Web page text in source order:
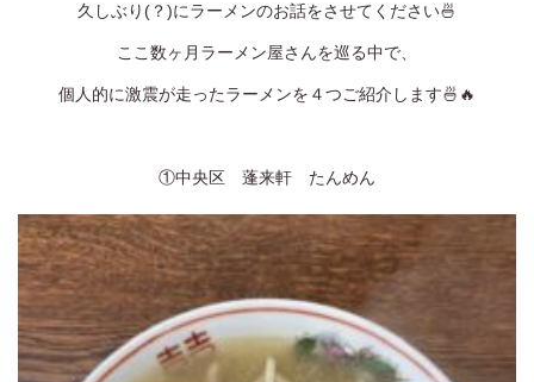
025-229-2483
9:00~18:00
ゆう美容室 eQule
9:00~18:00
Unity
025-275-2711
営業時間 9:00~18:00
worth worth
025-281-7980
久しぶり(？)にラーメンのお話をさせてください🍜
ここ数ヶ月ラーメン屋さんを巡る中で、
個人的に激震が走ったラーメンを４つご紹介します🍜🔥
①中央区 蓬来軒 たんめん